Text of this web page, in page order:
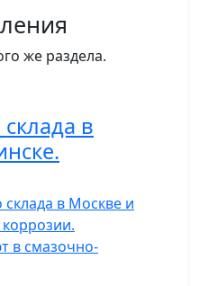
же раздела.
в
склада в Москве и
в смазочно-